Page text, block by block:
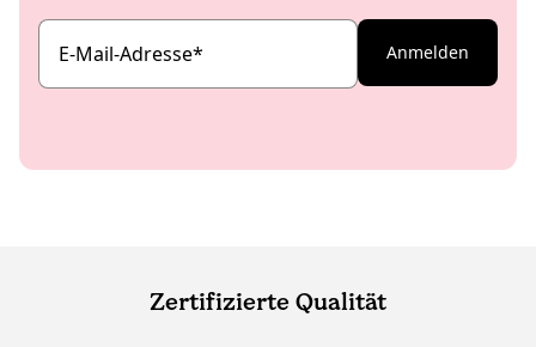
E-Mail-Adresse* Anmelden
Zertifizierte Qualität